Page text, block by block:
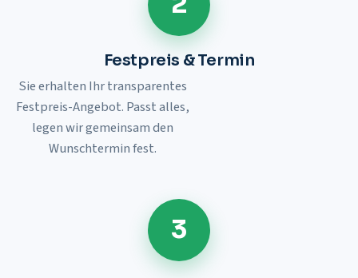
Festpreis & Termin
Sie erhalten Ihr transparentes
Festpreis-Angebot. Passt alles,
legen wir gemeinsam den
Wunschtermin fest.
3